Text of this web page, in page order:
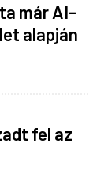
már AI-
alapján
fel az